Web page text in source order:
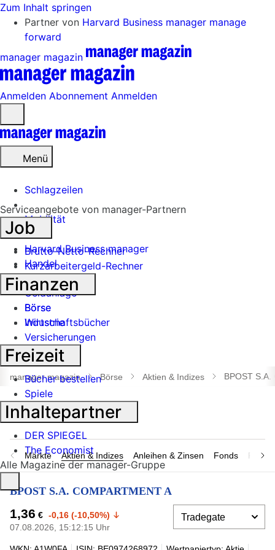
Zum Inhalt springen
Partner von Harvard Business manager manage
forward
manager magazin
Anmelden Abonnement Anmelden
öffnen
Menü
Schlagzeilen
Mobilität
Tech
Harvard Business manager
Handel
Banken
Geldanlage
Börse
Industrie
Suche
öffnen
manager magazin Börse Aktien & Indizes BPOST S.A.
Märkte Aktien & Indizes Anleihen & Zinsen Fonds
BPOST S.A. COMPARTMENT A
1,36 € -0,16 (-10,50%)
07.08.2026, 15:12:15 Uhr
Serviceangebote von manager-Partnern
Job
Brutto-Netto-Rechner
Kurzarbeitergeld-Rechner
Finanzen
Börse
Wirtschaftsbücher
Versicherungen
Freizeit
Bücher bestellen
Spiele
Inhaltepartner
DER SPIEGEL
The Economist
Alle Magazine der manager-Gruppe